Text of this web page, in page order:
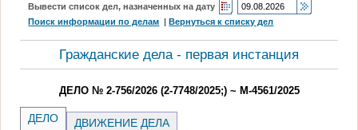
Вывести список дел, назначенных на дату
Поиск информации по делам |Вернуться к списку дел
Гражданские дела - первая инстанция
ДЕЛО № 2-756/2026 (2-7748/2025;) ~ М-4561/2025
ДЕЛО ДВИЖЕНИЕ ДЕЛА